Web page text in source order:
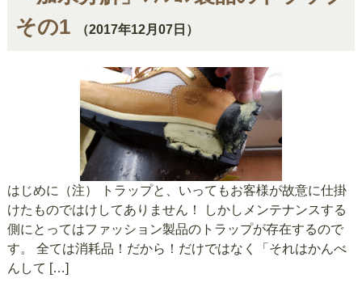
その1
（2017年12月07日）
はじめに（注） トラップと、いってもお客様が故意に仕掛
けたものではけしてありません！ しかしメンテナンスする
側にとってはファッション製品のトラップが存在するので
す。 全ては消耗品！だから！だけではなく「それはかんべ
んして […]